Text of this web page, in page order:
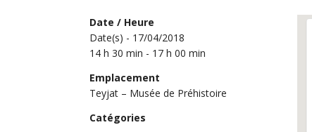
Date / Heure
Date(s) - 17/04/2018
14 h 30 min - 17 h 00 min
Emplacement
Teyjat – Musée de Préhistoire
Catégories